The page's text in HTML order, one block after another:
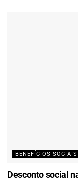
BENEFÍCIOS SOCIAIS
Desconto social